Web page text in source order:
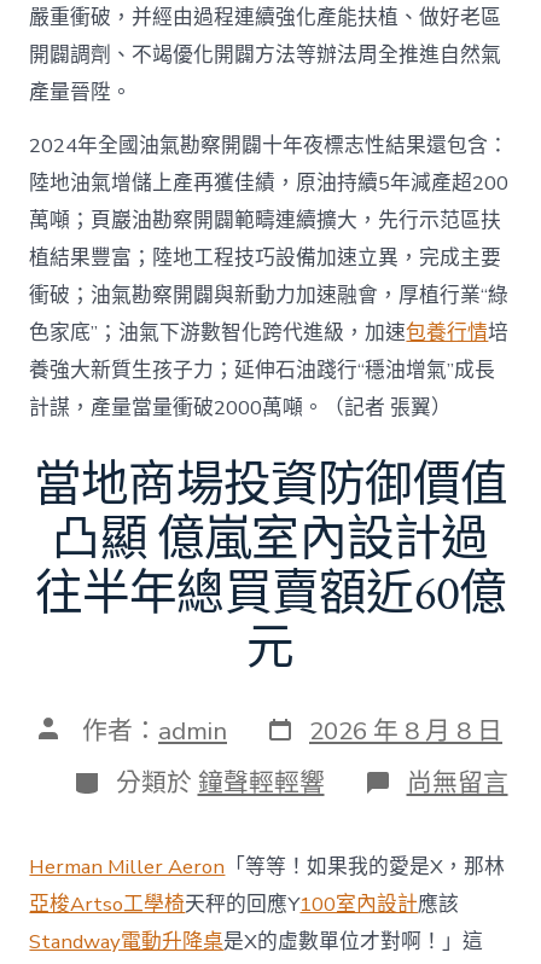
嚴重衝破，并經由過程連續強化產能扶植、做好老區
開闢調劑、不竭優化開闢方法等辦法周全推進自然氣
產量晉陞。
2024年全國油氣勘察開闢十年夜標志性結果還包含：
陸地油氣增儲上產再獲佳績，原油持續5年減產超200
萬噸；頁巖油勘察開闢範疇連續擴大，先行示范區扶
植結果豐富；陸地工程技巧設備加速立異，完成主要
衝破；油氣勘察開闢與新動力加速融會，厚植行業“綠
色家底”；油氣下游數智化跨代進級，加速包養行情培
養強大新質生孩子力；延伸石油踐行“穩油增氣”成長
計謀，產量當量衝破2000萬噸。（記者 張翼）
當地商場投資防御價值
凸顯 億嵐室內設計過
往半年總買賣額近60億
元
文 作者： admin 發
表
日
期
2026 年 8 月 8 日
分
類
分類於 鐘聲輕輕響 在
〈當
商
場
投
資
防
尚無留言
Herman Miller Aeron 「等等！如果我的愛是X，那林
亞梭Artso工學椅天秤的回應Y100室內設計應該
Standway電動升降桌是X的虛數單位才對啊！」這